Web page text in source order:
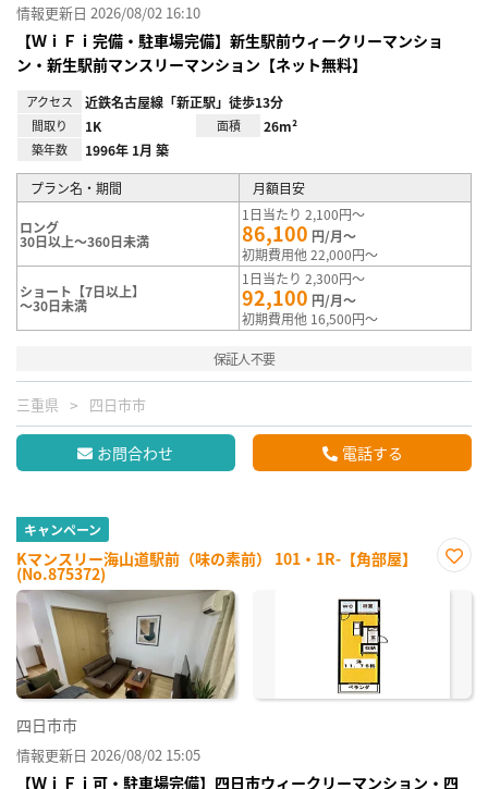
情報更新日 2026/08/02 16:10
【ＷｉＦｉ完備・駐車場完備】新生駅前ウィークリーマンショ
ン・新生駅前マンスリーマンション【ネット無料】
アクセス 近鉄名古屋線「新正駅」徒歩13分
間取り 1K 面積 26m²
築年数 1996年 1月 築
プラン名・期間 月額目安
ロング
30日以上～360日未満
1日当たり 2,100円～
86,100 円/月～
初期費用他 22,000円～
ショート【7日以上】
～30日未満
1日当たり 2,300円～
92,100 円/月～
初期費用他 16,500円～
保証人不要
三重県 四日市市
お問合わせ 電話する
キャンペーン
Kマンスリー海山道駅前（味の素前） 101・1R-【角部屋】
(No.875372)
に入
四日市市
情報更新日 2026/08/02 15:05
【ＷｉＦｉ可・駐車場完備】四日市ウィークリーマンション・四